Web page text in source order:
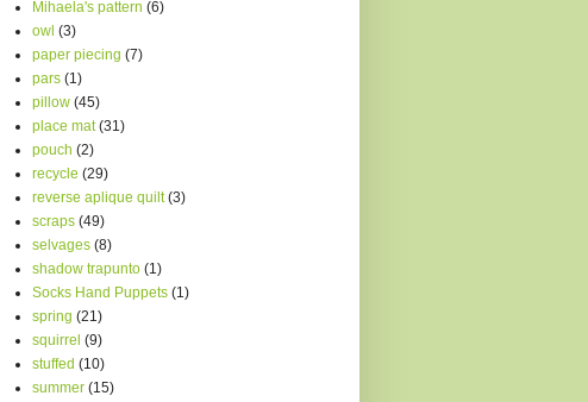
Mihaela's pattern (6)
owl (3)
paper piecing (7)
pars (1)
pillow (45)
place mat (31)
pouch (2)
recycle (29)
reverse aplique quilt (3)
scraps (49)
selvages (8)
shadow trapunto (1)
Socks Hand Puppets (1)
spring (21)
squirrel (9)
stuffed (10)
summer (15)